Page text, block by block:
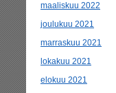
maaliskuu 2022
joulukuu 2021
marraskuu 2021
lokakuu 2021
elokuu 2021